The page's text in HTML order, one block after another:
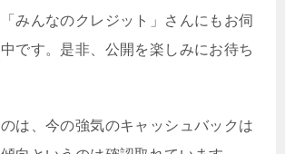
みんなのクレジット」さんにもお伺
です。是非、公開を楽しみにお待ち
は、今の強気のキャッシュバックは